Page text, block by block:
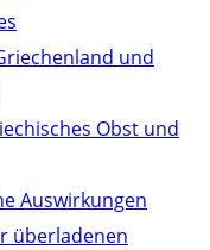
und
Obst und
Auswirkungen
überladenen